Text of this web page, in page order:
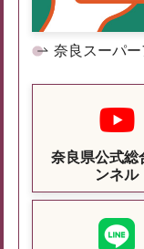
奈良スーパー
奈良県公式総
ンネル